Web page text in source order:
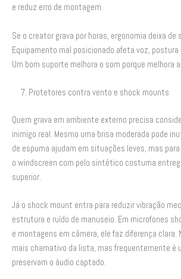
e reduz erro de montagem.
Se o creator grava por horas, ergonomia deixa de
Equipamento mal posicionado afeta voz, postura
Um bom suporte melhora o som porque melhora a
7. Protetores contra vento e shock mounts
Quem grava em ambiente externo precisa
inimigo real. Mesmo uma brisa moderada pode
de espuma ajudam em situações leves, mas
o windscreen com pelo sintético costuma
superior.
Já o shock mount entra para reduzir vibração
estrutura e ruído de manuseio. Em microfones
e montagens em câmera, ele faz diferença clara.
mais chamativo da lista, mas frequentemente é
preservam o áudio captado.